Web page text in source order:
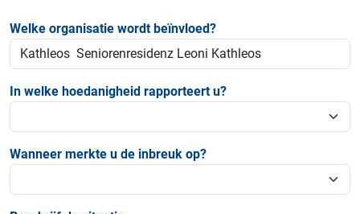
Welke organisatie wordt beïnvloed?
In welke hoedanigheid rapporteert u?
Wanneer merkte u de inbreuk op?